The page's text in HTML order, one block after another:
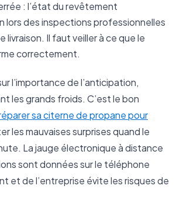
: l’état du revêtement
lors des inspections professionnelles
livraison. Il faut veiller à ce que le
correctement.
l’importance de l’anticipation,
les grands froids. C’est le bon
sa citerne de propane pour
les mauvaises surprises quand le
La jauge électronique à distance
sont données sur le téléphone
et de l’entreprise évite les risques de